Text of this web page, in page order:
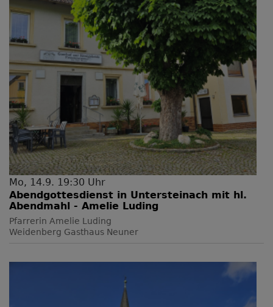
Mo, 14.9. 19:30 Uhr
Abendgottesdienst in Untersteinach mit hl.
Abendmahl - Amelie Luding
Pfarrerin Amelie Luding
Weidenberg Gasthaus Neuner